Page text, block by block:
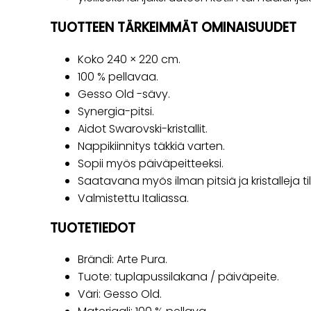
TUOTTEEN TÄRKEIMMÄT OMINAISUUDET
Koko 240 × 220 cm.
100 % pellavaa.
Gesso Old -sävy.
Synergia-pitsi.
Aidot Swarovski-kristallit.
Nappikiinnitys täkkiä varten.
Sopii myös päiväpeitteeksi.
Saatavana myös ilman pitsiä ja kristalleja
Valmistettu Italiassa.
TUOTETIEDOT
Brändi: Arte Pura.
Tuote: tuplapussilakana / päiväpeite.
Väri: Gesso Old.